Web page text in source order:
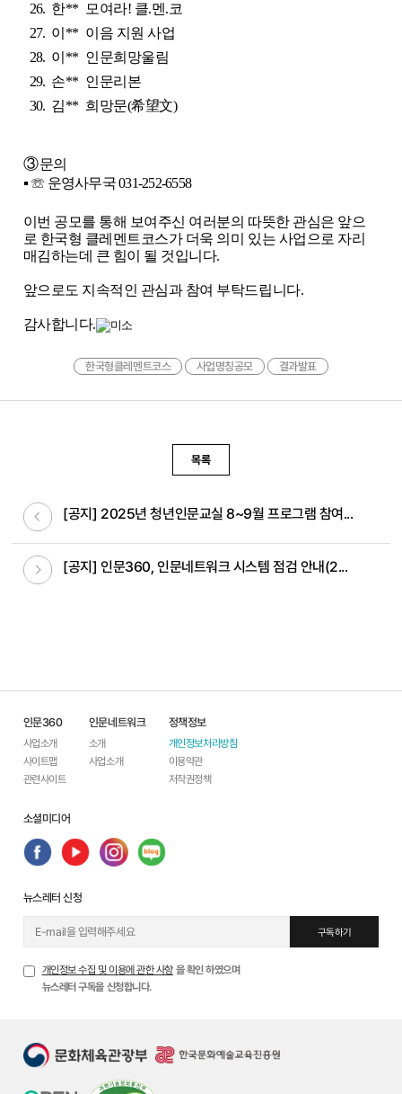
26. 한** 모여라! 클.멘.코
27. 이** 이음 지원 사업
28. 이** 인문희망울림
29. 손** 인문리본
30. 김** 희망문(希望文)
③문의
▪☏ 운영사무국 031-252-6558
이번 공모를 통해 보여주신 여러분의 따뜻한 관심은 앞으
로 한국형 클레멘트코스가 더욱 의미 있는 사업으로 자리
매김하는데 큰 힘이 될 것입니다.
앞으로도 지속적인 관심과 참여 부탁드립니다.
감사합니다.
한국형클레멘트코스 사업명칭공모 결과발표
목록
이전글
[공지] 2025년 청년인문교실 8~9월 프로그램 참여...
다음글
[공지] 인문360, 인문네트워크 시스템 점검 안내(2...
인문360
사업소개
사이트맵
관련사이트
인문네트워크
소개
사업소개
정책정보
개인정보처리방침
이용약관
저작권정책
소셜미디어
뉴스레터 신청
구독하기
개인정보 수집 및 이용에 관한 사항 을 확인 하였으며
뉴스레터 구독을 신청합니다.